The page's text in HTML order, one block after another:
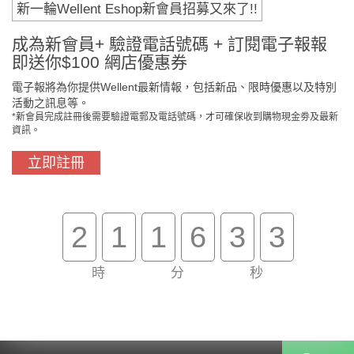
買滿$800免費送貨 在線客服支援
客戶服務
新一輪Wellent Eshop新會員招募又來了!!
成為新會員+ 驗證電話號碼 + 訂閱電子報報
即送你$100 網店優惠券
電子報將為你提供Wellent最新情報，包括新品、限時優惠以及特別
活動之訊息等。
*新會員完成註冊後需要驗證電郵及電話號碼，才可確保收到購物現金劵及最新
資訊。
立即註冊
2 1
時
1 6
分
3 3
秒